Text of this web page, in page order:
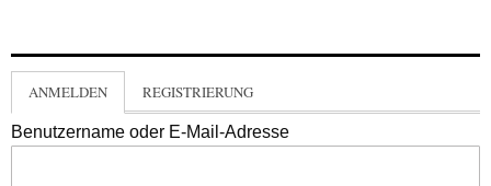
ANMELDEN REGISTRIERUNG
Benutzername oder E-Mail-Adresse